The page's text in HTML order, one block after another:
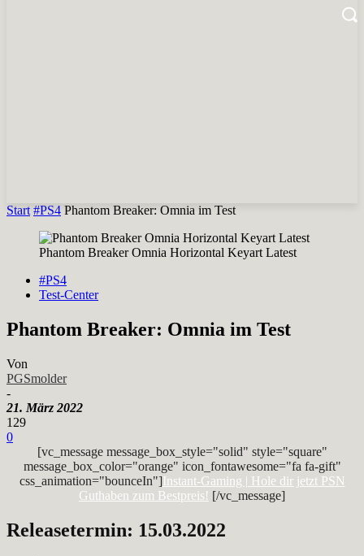
Start #PS4 Phantom Breaker: Omnia im Test
Phantom Breaker Omnia Horizontal Keyart Latest
#PS4
Test-Center
Phantom Breaker: Omnia im Test
Von
PGSmolder
-
21. März 2022
129
0
[vc_message message_box_style="solid" style="square"
message_box_color="orange" icon_fontawesome="fa fa-gift"
css_animation="bounceIn"]Instant-Gaming | Hole dir jetzt PSN
Guthaben zum Bestpreis! [/vc_message]
Releasetermin: 15.03.2022